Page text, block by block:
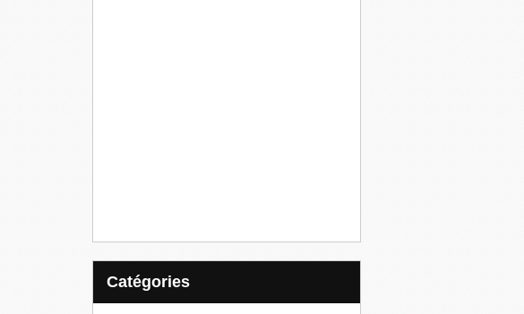
Catégories